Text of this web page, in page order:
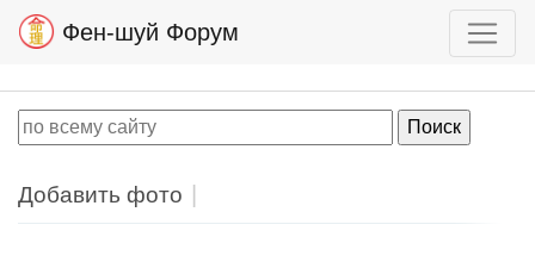
Фен-шуй Форум
Добавить фото